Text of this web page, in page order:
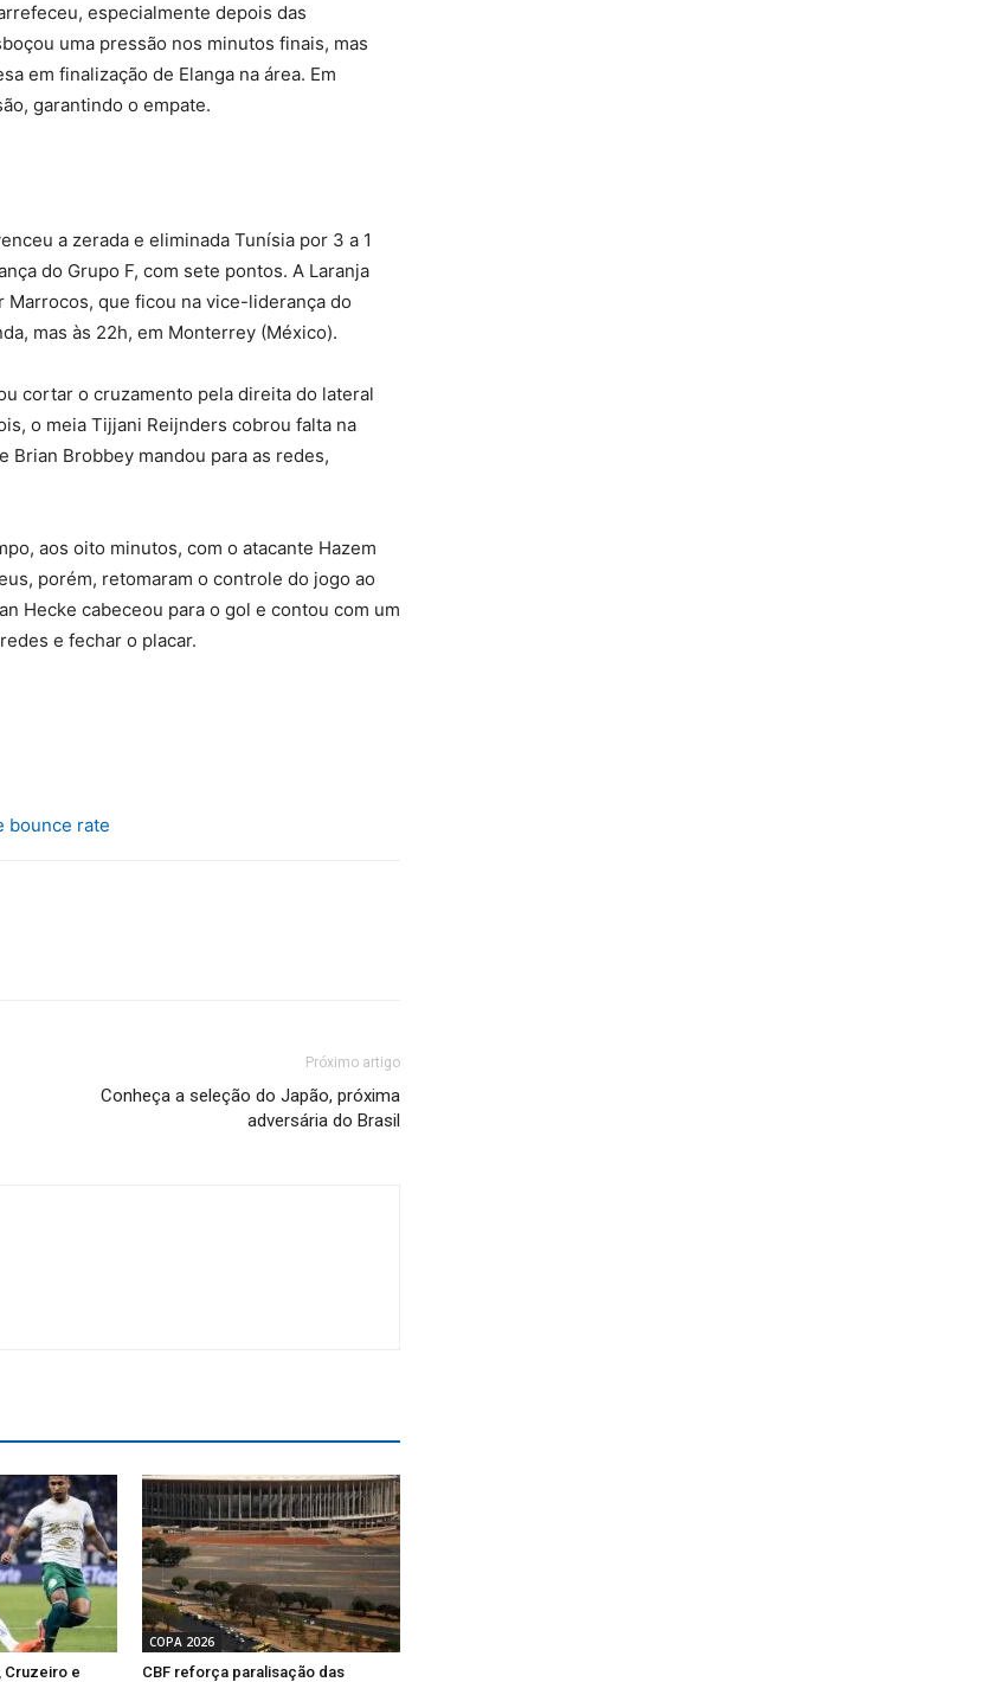
especialmente depois das
uma pressão nos minutos finais, mas
em finalização de Elanga na área. Em
garantindo o empate.
a zerada e eliminada Tunísia por 3 a 1
do Grupo F, com sete pontos. A Laranja
Marrocos, que ficou na vice-liderança do
mas às 22h, em Monterrey (México).
cortar o cruzamento pela direita do lateral
o meia Tijjani Reijnders cobrou falta na
Brian Brobbey mandou para as redes,
aos oito minutos, com o atacante Hazem
porém, retomaram o controle do jogo ao
Hecke cabeceou para o gol e contou com um
e fechar o placar.
bounce rate
Próximo artigo
Conheça a seleção do Japão, próxima
adversária do Brasil
Cruzeiro e
COPA 2026
CBF reforça paralisação das